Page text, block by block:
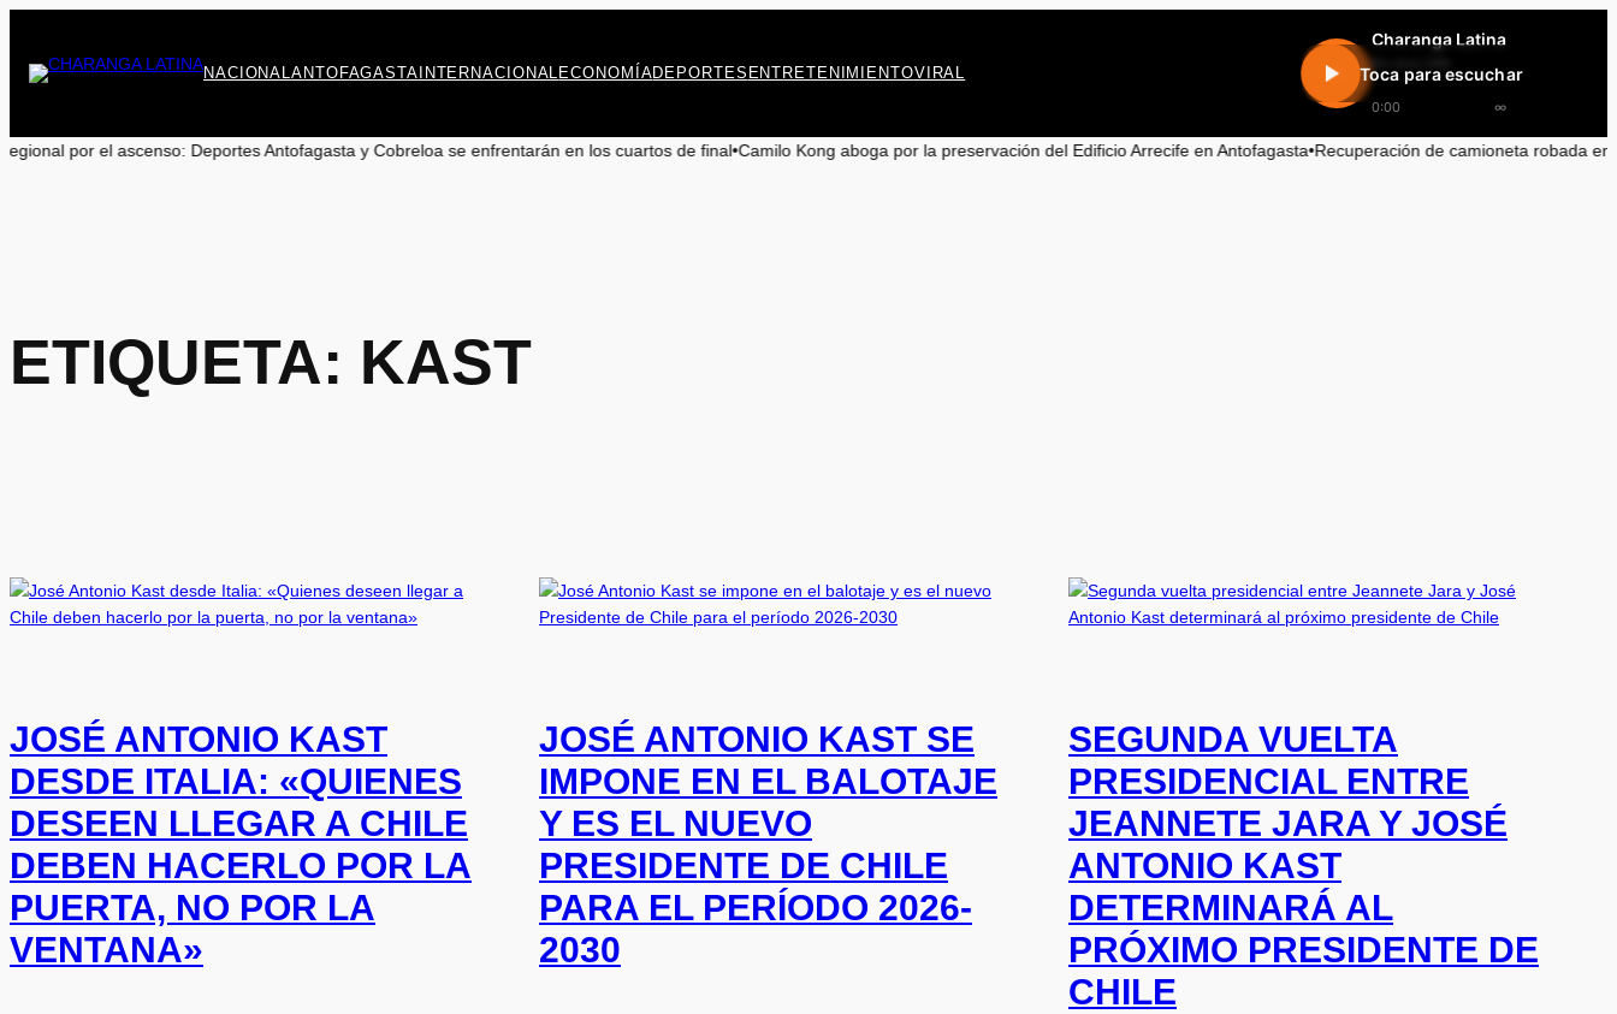
contenido
NACIONALANTOFAGASTA INTERNACIONAL ECONOMÍADEPORTES ENTRETENIMIENTOVIRAL
Charanga Latina
En vivo 24h
0:00 ∞
Toca para escuchar
Deportes Antofagasta y Cobreloa se enfrentarán en los cuartos de final•Camilo Kong aboga por la preservación del Edificio Arrecife en Antofagasta•Recuperación de camioneta robada en Alto Hospicio
ETIQUETA: KAST
JOSÉ ANTONIO KAST
DESDE ITALIA: «QUIENES
DESEEN LLEGAR A CHILE
DEBEN HACERLO POR LA
PUERTA, NO POR LA
VENTANA»
JOSÉ ANTONIO KAST SE
IMPONE EN EL BALOTAJE
Y ES EL NUEVO
PRESIDENTE DE CHILE
PARA EL PERÍODO 2026-
2030
SEGUNDA VUELTA
PRESIDENCIAL ENTRE
JEANNETE JARA Y JOSÉ
ANTONIO KAST
DETERMINARÁ AL
PRÓXIMO PRESIDENTE DE
CHILE